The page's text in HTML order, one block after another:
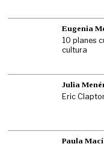
Eugenia
10 planes
cultura
Julia
Eric
Paula